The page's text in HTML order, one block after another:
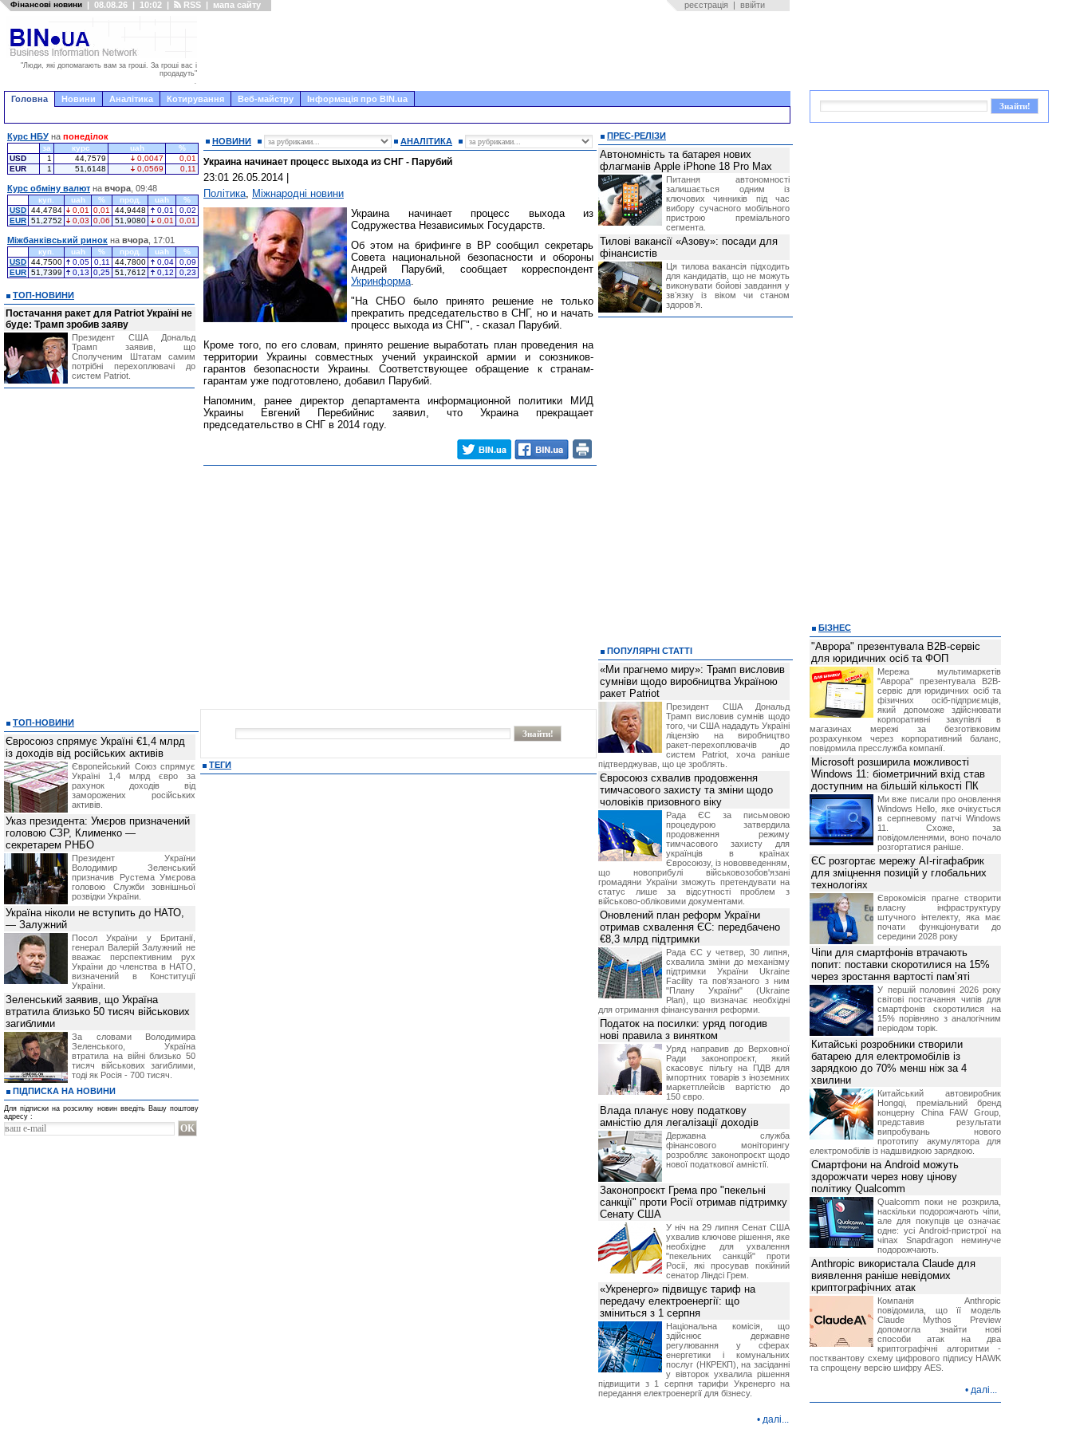
Фінансові новини | 08.08.26 | 10:02 | RSS | мапа сайту реєстрація | ввійти
"Люди, які допомагають вам за гроші. За гроші вас і
продадуть"
.
Головна Новини Аналітика Котирування Веб-майстру Інформація про BIN.ua
НОВИНИ АНАЛІТИКА
Украина начинает процесс выхода из СНГ - Парубий
23:01 26.05.2014
Політика, Міжнародні новини
Украина начинает процесс выхода из
Содружества Независимых Государств.
Об этом на брифинге в ВР сообщил секретарь
Совета национальной безопасности и обороны
Андрей Парубий, сообщает корреспондент
Укринформа.
"На СНБО было принято решение не только
прекратить председательство в СНГ, но и начать
процесс выхода из СНГ", - сказал Парубий.
Кроме того, по его словам, принято решение выработать план проведения на
территории Украины совместных учений украинской армии и союзников-
гарантов безопасности Украины. Соответствующее обращение к странам-
гарантам уже подготовлено, добавил Парубий.
Напомним, ранее директор департамента информационной политики МИД
Украины Евгений Перебийнис заявил, что Украина прекращает
председательство в СНГ в 2014 году.
ТЕГИ
Курс НБУ на понеділок
за курс uah
%
USD
1 44,7579 0,0047
0,01
EUR
1 51,6148 0,0569 0,11
Курс обміну валют на вчора , 09:48
куп. uah % прод. uah
%
USD 44,4784 0,01 0,01 44,9448 0,01
0,02
EUR 51,2752 0,03 0,06 51,9080 0,01 0,01
Міжбанківський ринок на вчора , 17:01
куп. uah % прод. uah
%
USD 44,7500 0,05 0,11 44,7800 0,04
0,09
EUR 51,7399 0,13 0,25 51,7612 0,12 0,23
ТОП-НОВИНИ
Постачання ракет для Patriot Україні не
буде: Трамп зробив заяву
Президент США Дональд
Трамп заявив, що
Сполученим Штатам самим
потрібні перехоплювачі до
систем Patriot.
ТОП-НОВИНИ
Євросоюз спрямує Україні €1,4 млрд
із доходів від російських активів
Європейський Союз спрямує
Україні 1,4 млрд євро за
рахунок доходів від
заморожених російських
активів.
Указ президента: Умєров призначений
головою СЗР, Клименко —
секретарем РНБО
Президент України
Володимир Зеленський
призначив Pустема Умєрова
головою Служби зовнішньої
розвідки України.
Україна ніколи не вступить до НАТО,
— Залужний
Посол України у Британії,
генерал Валерій Залужний не
вважає перспективним рух
України до членства в НАТО,
визначений в Конституції
України.
Зеленський заявив, що Україна
втратила близько 50 тисяч військових
загиблими
За словами Володимира
Зеленського, Україна
втратила на війні близько 50
тисяч військових загиблими,
тоді як Росія - 700 тисяч.
ПІДПИСКА НА НОВИНИ
Для підписки на розсилку новин введіть Вашу поштову
адресу :
ПРЕС-РЕЛІЗИ
Автономність та батарея нових
флагманів Apple iPhone 18 Pro Max
Питання автономності
залишається одним із
ключових чинників під час
вибору сучасного мобільного
пристрою преміального
сегмента.
Тилові вакансії «Азову»: посади для
фінансистів
Ця тилова вакансія підходить
для кандидатів, що не можуть
виконувати бойові завдання у
звʼязку із віком чи станом
здоровʼя.
ПОПУЛЯРНІ СТАТТІ
«Ми прагнемо миру»: Трамп висловив
сумніви щодо виробництва Україною
ракет Patriot
Президент США Дональд
Трамп висловив сумнів щодо
того, чи США нададуть Україні
ліцензію на виробництво
ракет-перехоплювачів до
систем Patriot, хоча раніше
підтверджував, що це зроблять.
Євросоюз схвалив продовження
тимчасового захисту та зміни щодо
чоловіків призовного віку
Рада ЄС за письмовою
процедурою затвердила
продовження режиму
тимчасового захисту для
українців в країнах
Євросоюзу, із нововведенням,
що новоприбулі військовозобов'язані
громадяни України зможуть претендувати на
статус лише за відсутності проблем з
військово-обліковими документами.
Оновлений план реформ України
отримав схвалення ЄС: передбачено
€8,3 млрд підтримки
Рада ЄС у четвер, 30 липня,
схвалила зміни до механізму
підтримки України Ukraine
Facility та пов'язаного з ним
"Плану України" (Ukraine
Plan), що визначає необхідні
для отримання фінансування реформи.
Податок на посилки: уряд погодив
нові правила з винятком
Уряд направив до Верховної
Ради законопроєкт, який
скасовує пільгу на ПДВ для
імпортних товарів з іноземних
маркетплейсів вартістю до
150 євро.
Влада планує нову податкову
амністію для легалізації доходів
Державна служба
фінансового моніторингу
розробляє законопроєкт щодо
нової податкової амністії.
Законопроєкт Грема про "пекельні
санкції" проти Росії отримав підтримку
Сенату США
У ніч на 29 липня Сенат США
ухвалив ключове рішення, яке
необхідне для ухвалення
"пекельних санкцій" проти
Росії, які просував покійний
сенатор Ліндсі Грем.
«Укренерго» підвищує тариф на
передачу електроенергії: що
зміниться з 1 серпня
Національна комісія, що
здійснює державне
регулювання у сферах
енергетики і комунальних
послуг (НКРЕКП), на засіданні
у вівторок ухвалила рішення
підвищити з 1 серпня тарифи Укренерго на
передання електроенергії для бізнесу.
• далі...
БІЗНЕС
"Аврора" презентувала B2B-сервіс
для юридичних осіб та ФОП
Мережа мультимаркетів
"Аврора" презентувала B2B-
сервіс для юридичних осіб та
фізичних осіб-підприємців,
який допоможе здійснювати
корпоративні закупівлі в
магазинах мережі за безготівковим
розрахунком через корпоративний баланс,
повідомила пресслужба компанії.
Microsoft розширила можливості
Windows 11: біометричний вхід став
доступним на більшій кількості ПК
Ми вже писали про оновлення
Windows Hello, яке очікується
в серпневому патчі Windows
11. Схоже, за
повідомленнями, воно почало
розгортатися раніше.
ЄС розгортає мережу AI-гігафабрик
для зміцнення позицій у глобальних
технологіях
Єврокомісія прагне створити
власну інфраструктуру
штучного інтелекту, яка має
почати функціонувати до
середини 2028 року
Чіпи для смартфонів втрачають
попит: поставки скоротилися на 15%
через зростання вартості пам’яті
У першій половині 2026 року
світові постачання чипів для
смартфонів скоротилися на
15% порівняно з аналогічним
періодом торік.
Китайські розробники створили
батарею для електромобілів із
зарядкою до 70% менш ніж за 4
хвилини
Китайський автовиробник
Hongqi, преміальний бренд
концерну China FAW Group,
представив результати
випробувань нового
прототипу акумулятора для
електромобілів із надшвидкою зарядкою.
Смартфони на Android можуть
здорожчати через нову цінову
політику Qualcomm
Qualcomm поки не розкрила,
наскільки подорожчають чіпи,
але для покупців це означає
одне: усі Android-пристрої на
чіпах Snapdragon неминуче
подорожчають.
Anthropic використала Claude для
виявлення раніше невідомих
криптографічних атак
Компанія Anthropic
повідомила, що її модель
Claude Mythos Preview
допомогла знайти нові
способи атак на два
криптографічні алгоритми -
постквантову схему цифрового підпису HAWK
та спрощену версію шифру AES.
• далі...